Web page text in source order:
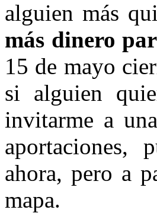
alguien más
más dinero
15 de mayo
si alguien
invitarme a
aportaciones,
ahora, pero a
mapa.